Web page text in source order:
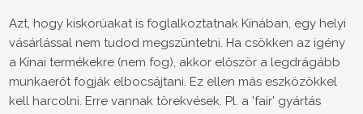
Azt, hogy kiskorúakat is foglalkoztatnak Kínában, egy helyi
vásárlással nem tudod megszüntetni. Ha csökken az igény
a Kínai termékekre (nem fog), akkor először a legdrágább
munkaerőt fogják elbocsájtani. Ez ellen más eszközökkel
kell harcolni. Erre vannak törekvések. Pl. a 'fair' gyártás